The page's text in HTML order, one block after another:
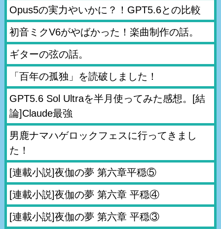
Opus5の実力やいかに？！GPT5.6との比較
初音ミクV6がやばかった！楽曲制作の話。
ギターの弦の話。
「百年の孤独」を読破しました！
GPT5.6 Sol Ultraを半月使ってみた感想。[結
論]Claude最強
男鹿ナマハゲロックフェスに行ってきまし
た！
[連載小説]夜伽の夢 第六章平穏⑤
[連載小説]夜伽の夢 第六章 平穏④
[連載小説]夜伽の夢 第六章 平穏③